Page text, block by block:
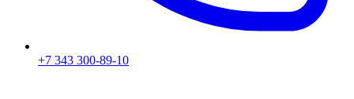
+7 343 300-89-10